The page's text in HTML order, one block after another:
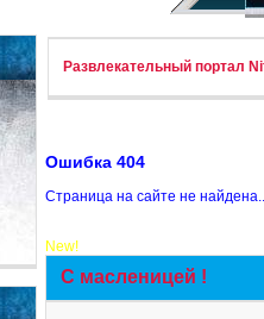
Развлекательный портал
Ошибка 404
Страница на сайте не
New!
С масленицей !